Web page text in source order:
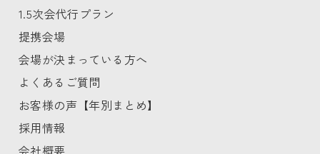
1.5次会代行プラン
提携会場
会場が決まっている方へ
よくあるご質問
お客様の声【年別まとめ】
採用情報
会社概要